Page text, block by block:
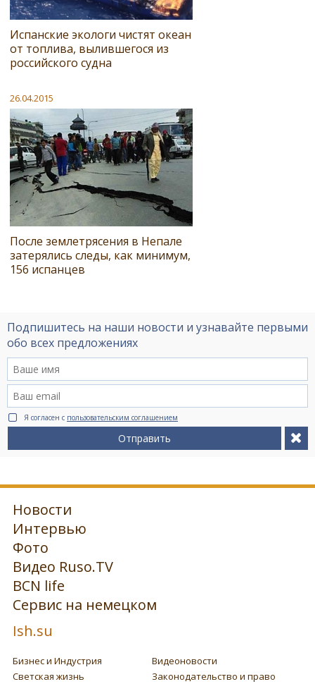
Испанские экологи чистят океан
от топлива, вылившегося из
российского судна
26.04.2015
После землетрясения в Непале
затерялись следы, как минимум,
156 испанцев
Подпишитесь на наши новости и узнавайте первыми
обо всех предложениях
Я согласен с пользовательским соглашением
Отправить
Новости
Интервью
Фото
Видео Ruso.TV
BCN life
Сервис на немецком
Ish.su
Бизнес и Индустрия
Видеоновости
Светская жизнь
Законодательство и право